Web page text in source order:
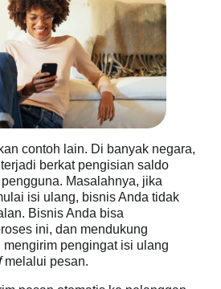
contoh lain. Di banyak negara,
berkat pengisian saldo
Masalahnya, jika
isi ulang, bisnis Anda tidak
Bisnis Anda bisa
ini, dan mendukung
mengirim pengingat isi ulang
melalui pesan.